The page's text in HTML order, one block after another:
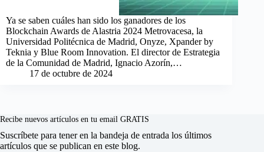
Ya se saben cuáles han sido los ganadores de los
Blockchain Awards de Alastria 2024 Metrovacesa, la
Universidad Politécnica de Madrid, Onyze, Xpander by
Teknia y Blue Room Innovation. El director de Estrategia
de la Comunidad de Madrid, Ignacio Azorín,…
17 de octubre de 2024
Recibe nuevos artículos en tu email GRATIS
Suscríbete para tener en la bandeja de entrada los últimos
artículos que se publican en este blog.